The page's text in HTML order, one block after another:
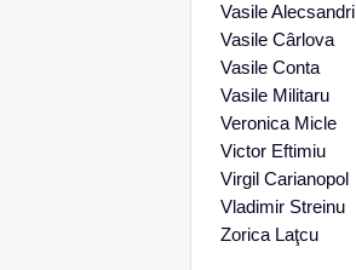
Vasile Alecsandri
Vasile Cârlova
Vasile Conta
Vasile Militaru
Veronica Micle
Victor Eftimiu
Virgil Carianopol
Vladimir Streinu
Zorica Laţcu